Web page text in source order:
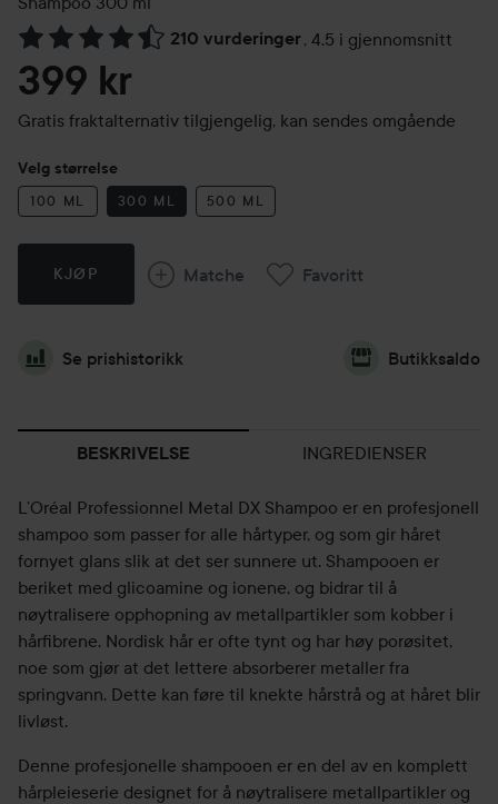
210 vurderinger, 4.5 i gjennomsnitt
Gå til Vurderinger & anmeldelser
399 kr
Gratis fraktalternativ tilgjengelig, kan sendes omgående
Velg størrelse
100 ML 300 ML 500 ML
KJØP Matche Favoritt
Se prishistorikk Butikksaldo
BESKRIVELSE INGREDIENSER
L’Oréal Professionnel Metal DX Shampoo er en profesjonell
shampoo som passer for alle hårtyper, og som gir håret
fornyet glans slik at det ser sunnere ut. Shampooen er
beriket med glicoamine og ionene, og bidrar til å
nøytralisere opphopning av metallpartikler som kobber i
hårfibrene. Nordisk hår er ofte tynt og har høy porøsitet,
noe som gjør at det lettere absorberer metaller fra
springvann. Dette kan føre til knekte hårstrå og at håret blir
livløst.
Denne profesjonelle shampooen er en del av en komplett
hårpleieserie designet for å nøytralisere metallpartikler og